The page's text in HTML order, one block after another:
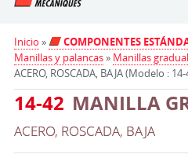
Inicio » COMPONENTES
Manillas y palancas» Manillas
ACERO, ROSCADA, BAJA (Modelo :
14-42 MANILLA
ACERO, ROSCADA, BAJA